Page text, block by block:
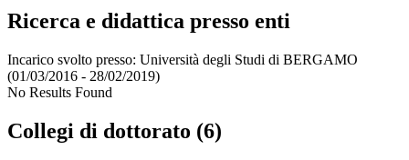
Ricerca e didattica presso enti
Incarico svolto presso: Università degli Studi di BERGAMO
(01/03/2016 - 28/02/2019)
No Results Found
Collegi di dottorato (6)